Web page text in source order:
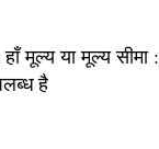
हाँ मूल्य या मूल्य सीमा :
है